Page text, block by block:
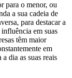
para o menor, ou
a sua cadeia de
para destacar a
em suas
têm maior
em
dia as suas reais